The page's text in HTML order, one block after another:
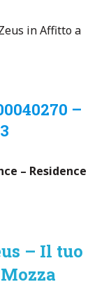
in Affitto a
–
– Residence
– Il tuo